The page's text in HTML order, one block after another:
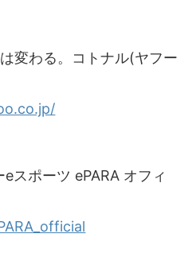
変わる。コトナル(ヤフー
スポーツ ePARA オフィ